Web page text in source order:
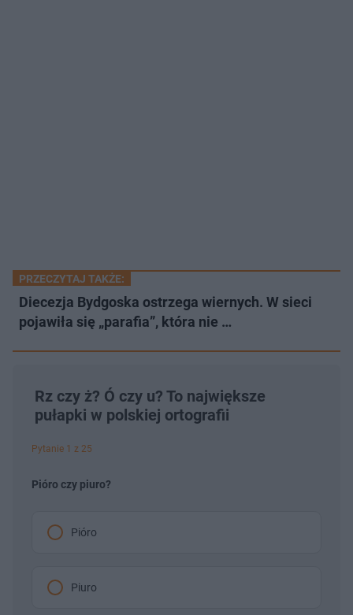
PRZECZYTAJ TAKŻE:
Diecezja Bydgoska ostrzega wiernych. W sieci
pojawiła się „parafia”, która nie …
Rz czy ż? Ó czy u? To największe
pułapki w polskiej ortografii
Pytanie 1 z 25
Pióro czy piuro?
Pióro
Piuro